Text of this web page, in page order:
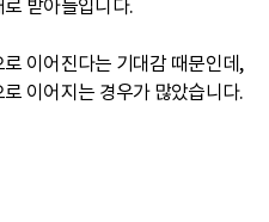
받아들입니다.
이어진다는 기대감 때문인데,
이어지는 경우가 많았습니다.